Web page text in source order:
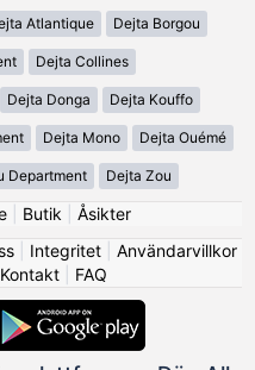
Atlantique Dejta Borgou
Dejta Collines
Dejta Donga Dejta Kouffo
Dejta Mono Dejta Ouémé
Department Dejta Zou
| Butik
Åsikter
| Integritet| Användarvillkor
Kontakt| FAQ